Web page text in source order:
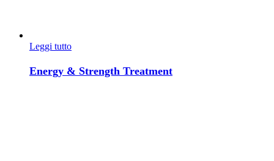
Leggi tutto
Energy & Strength Treatment